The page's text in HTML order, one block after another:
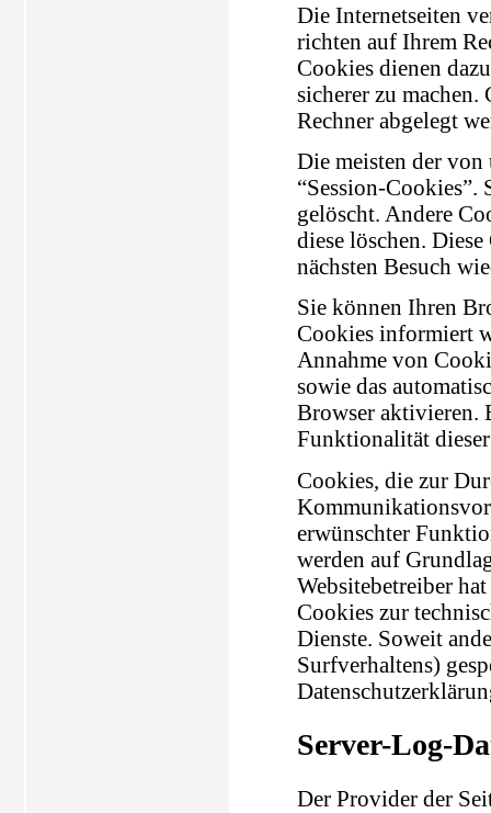
Die Internetseiten
richten auf Ihrem
Cookies dienen
sicherer zu
Rechner abgelegt
Die meisten der von
“Session-Cookies”.
gelöscht. Andere
diese löschen.
nächsten Besuch
Sie können Ihren
Cookies informiert
Annahme von
sowie das
Browser aktivieren.
Funktionalität
Cookies, die zur
erwünschter
werden auf
Websitebetreiber
Cookies zur
Dienste. Soweit
Surfverhaltens)
Server-Log-
Der Provider der